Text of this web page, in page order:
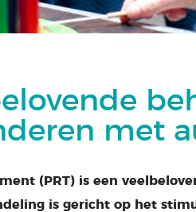
met
(PRT) is een
is gericht op het